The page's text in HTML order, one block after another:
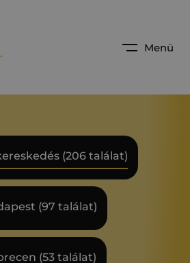
Menü
(206 találat)
(97 találat)
(53 találat)